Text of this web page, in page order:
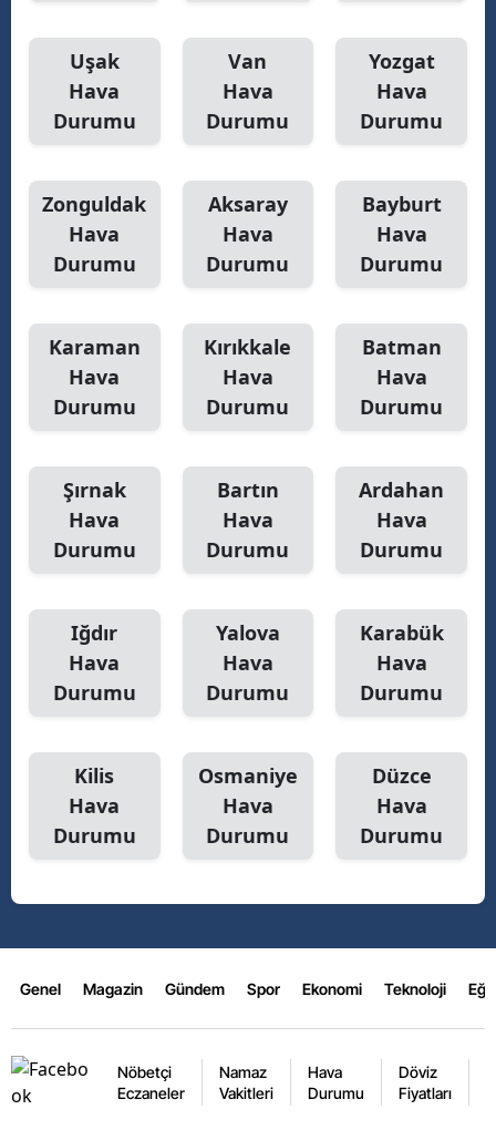
Uşak
Hava
Durumu
Van
Hava
Durumu
Yozgat
Hava
Durumu
Zonguldak
Hava
Durumu
Aksaray
Hava
Durumu
Bayburt
Hava
Durumu
Karaman
Hava
Durumu
Kırıkkale
Hava
Durumu
Batman
Hava
Durumu
Şırnak
Hava
Durumu
Bartın
Hava
Durumu
Ardahan
Hava
Durumu
Iğdır
Hava
Durumu
Yalova
Hava
Durumu
Karabük
Hava
Durumu
Kilis
Hava
Durumu
Osmaniye
Hava
Durumu
Düzce
Hava
Durumu
Genel Magazin Gündem Spor Ekonomi Teknoloji
Nöbetçi
Eczaneler
Namaz
Vakitleri
Hava
Durumu
Döviz
Fiyatları